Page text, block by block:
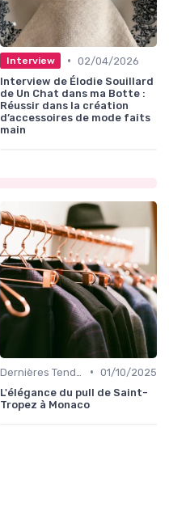
Interview • 02/04/2026
Interview de Élodie Souillard
de Un Chat dans ma Botte :
Réussir dans la création
d’accessoires de mode faits
main
• 01/10/2025
L'élégance du pull de Saint-
Tropez à Monaco